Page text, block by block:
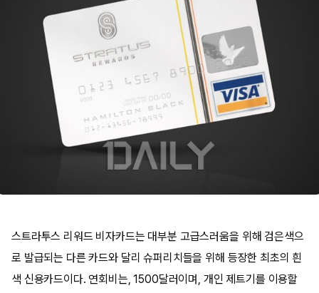
스트라투스 리워드 비자카드는 대부분 고급스러움을 위해 검은색으
로 발급되는 다른 카드와 달리 슈퍼리치들을 위해 등장한 최초의 흰
색 신용카드이다. 연회비는, 1500달러이며, 개인 제트기를 이용할